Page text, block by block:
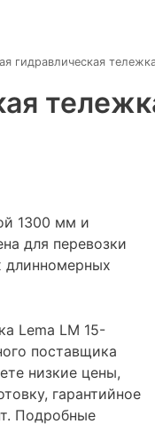
гидравлическая
1300 мм и
для перевозки
длинномерных
Lema LM 15-
поставщика
низкие цены,
гарантийное
Подробные